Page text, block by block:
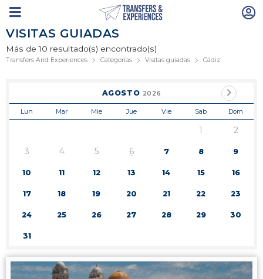
VISITAS GUIADAS
Más de 10 resultado(s) encontrado(s)
Transfers And Experiences Categorías Visitas guiadas Cádiz
AGOSTO 2026
Lun Mar Mie Jue Vie Sab Dom
1
2
3
4 5 6 7 8 9
10 11 12 13 14 15 16
17 18 19 20 21 22 23
24 25 26 27 28 29 30
31